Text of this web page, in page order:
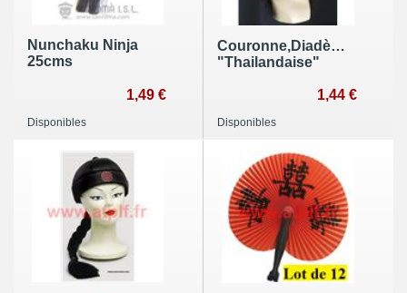
Nunchaku Ninja
25cms
1,49 €
Disponibles
Couronne,Diadème,Coiffe
"Thailandaise"
1,44 €
Disponibles